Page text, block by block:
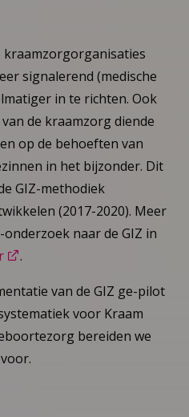
kraamzorgorganisaties
signalerend (medische
in te richten. Ook
de kraamzorg diende
op de behoeften van
in het bijzonder. Dit
GIZ-methodiek
(2017-2020). Meer
naar de GIZ in
.
van de GIZ ge-pilot
voor Kraam
bereiden we